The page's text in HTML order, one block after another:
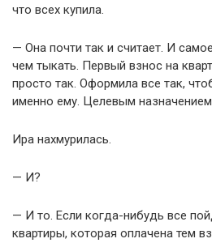
что всех купила.
— Она почти так и считает. И
чем тыкать. Первый взнос на
просто так. Оформила все так,
именно ему. Целевым
Ира нахмурилась.
— И?
— И то. Если когда-нибудь все
квартиры, которая оплачена тем